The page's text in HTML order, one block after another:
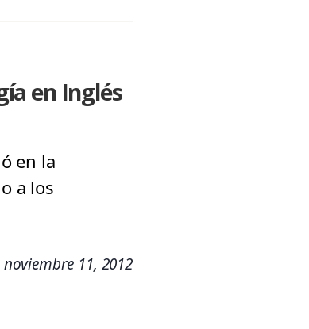
en Inglés
en la
a los
noviembre 11, 2012